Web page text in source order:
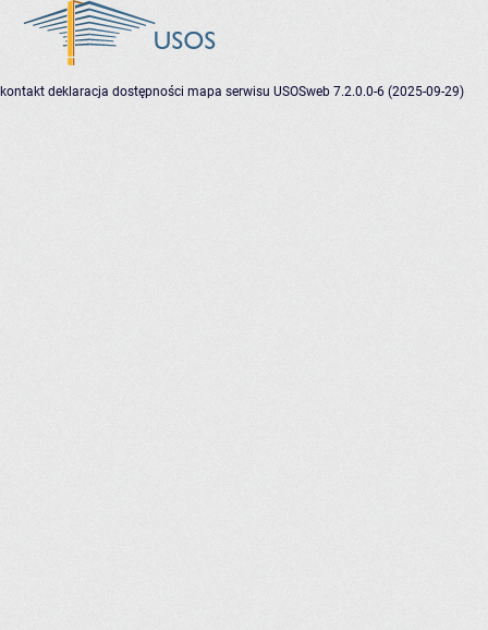
kontakt deklaracja dostępności mapa serwisu USOSweb 7.2.0.0-6 (2025-09-29)